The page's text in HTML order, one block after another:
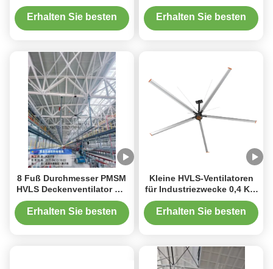
Turnhallen und
Sportanlagen Lüftung
Erhalten Sie besten
Deckenventilatoren
Herstellungsanlage HVLS-
Erhalten Sie besten
8 Fuß Durchmesser PMSM
HVLS Deckenventilator mit
6 Flügeln für
Hochgeschwindigkeitsbahnhöfe
Erhalten Sie besten
Kleine HVLS-Ventilatoren
für Industriezwecke 0,4 KW
PMSM Deckenventilatoren
ohne Ölwechsel
Erhalten Sie besten